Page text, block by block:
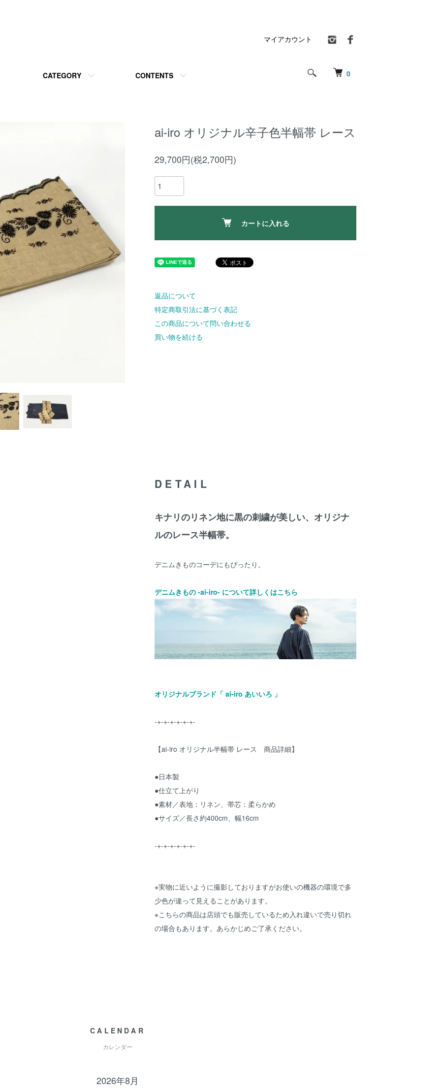
0
CATEGORY CONTENTS
マイアカウント
ai-iro オリジナル辛子色半幅帯 レース
29,700円(税2,700円)
カートに入れる
返品について
特定商取引法に基づく表記
この商品について問い合わせる
買い物を続ける
DETAIL
キナリのリネン地に黒の刺繍が美しい、オリジナ
ルのレース半幅帯。
デニムきものコーデにもぴったり。
デニムきもの -ai-iro- について詳しくはこちら
オリジナルブランド「 ai-iro あいいろ 」
-+-+-+-+-+-+-
【ai-iro オリジナル半幅帯 レース 商品詳細】
●日本製
●仕立て上がり
●素材／表地：リネン、帯芯：柔らかめ
●サイズ／長さ約400cm、幅16cm
-+-+-+-+-+-+-
※実物に近いように撮影しておりますがお使いの機器の環境で多
少色が違って見えることがあります。
※こちらの商品は店頭でも販売しているため入れ違いで売り切れ
の場合もあります。あらかじめご了承ください。
CALENDAR
カレンダー
2026年8月